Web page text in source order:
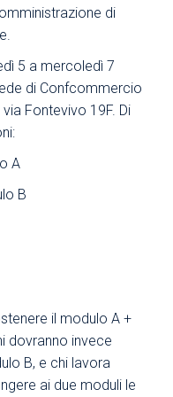
di
5 a mercoledì 7
di Confcommercio
Fontevivo 19F. Di
A
B
il modulo A +
dovranno invece
B, e chi lavora
ai due moduli le